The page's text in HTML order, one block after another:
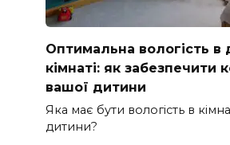
Оптимальна вологість в
кімнаті: як забезпечити
вашої дитини
Яка має бути вологість в
дитини?